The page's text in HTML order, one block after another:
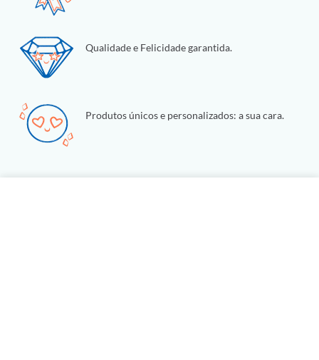
Qualidade e Felicidade garantida.
Produtos únicos e personalizados: a sua cara.